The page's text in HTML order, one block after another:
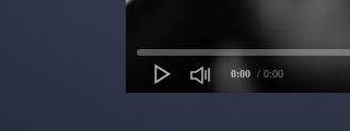
0:00 / 0:00